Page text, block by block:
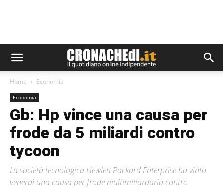
Home Economia
Economia
Gb: Hp vince una causa per
frode da 5 miliardi contro
tycoon
La società tecnologica Hewlett Packard Enterprise ha vinto
venerdì una causa per frode multimiliardaria contro